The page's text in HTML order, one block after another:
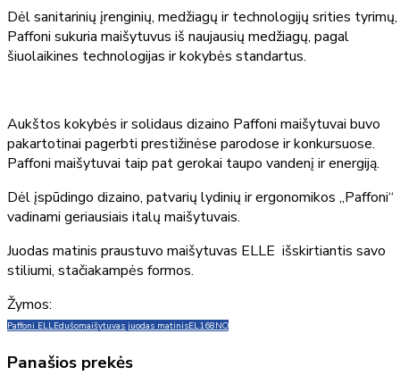
Dėl sanitarinių įrenginių, medžiagų ir technologijų srities tyrimų,
Paffoni sukuria maišytuvus iš naujausių medžiagų, pagal
šiuolaikines technologijas ir kokybės standartus.
Aukštos kokybės ir solidaus dizaino Paffoni maišytuvai buvo
pakartotinai pagerbti prestižinėse parodose ir konkursuose.
Paffoni maišytuvai taip pat gerokai taupo vandenį ir energiją.
Dėl įspūdingo dizaino, patvarių lydinių ir ergonomikos „Paffoni“
vadinami geriausiais italų maišytuvais.
Juodas matinis praustuvo maišytuvas ELLE išskirtiantis savo
stiliumi, stačiakampės formos.
Žymos:
Paffoni ELLEdušomaišytuvas juodas matinisEL168NO
Panašios prekės